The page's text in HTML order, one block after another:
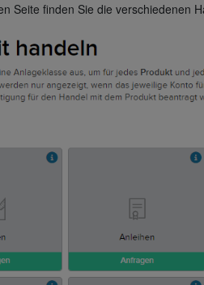
Seite finden Sie die verschiedenen